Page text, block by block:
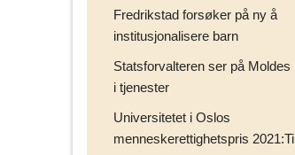
Fredrikstad forsøker på ny å
institusjonalisere barn
Statsforvalteren ser på Moldes
i tjenester
Universitetet i Oslos
menneskerettighetspris